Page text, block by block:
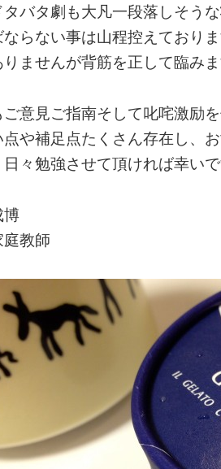
バタ劇も大凡一段落しそう
らない事は山程控えており
ませんが背筋を正して臨み
意見ご指南そして叱咤激励
や補足点たくさん存在し、
々勉強させて頂ければ幸い
教師